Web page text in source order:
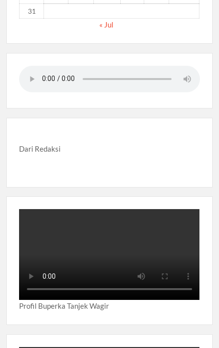
31
« Jul
Dari Redaksi
Profil Buperka Tanjek Wagir